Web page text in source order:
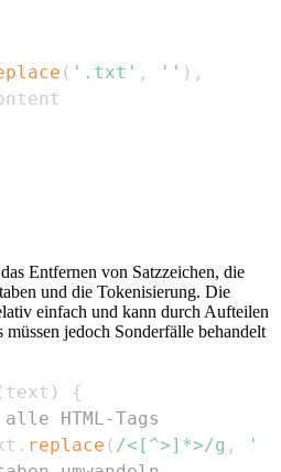
( '.txt' , '' ) ,
Entfernen von Satzzeichen, die
und die Tokenisierung. Die
einfach und kann durch Aufteilen
jedoch Sonderfälle behandelt
text )
{
HTML-Tags
. replace ( /<[^>]*>/g ,
' '